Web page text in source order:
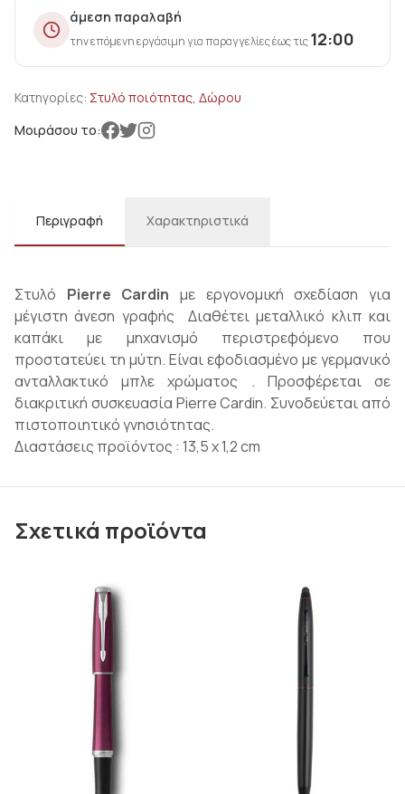
άμεση παραλαβή
την επόμενη εργάσιμη για παραγγελίες έως τις12:00
Κατηγορίες: Στυλό ποιότητας, Δώρου
Μοιράσου το:
Περιγραφή Χαρακτηριστικά
Στυλό Pierre Cardin με εργονομική σχεδίαση για
μέγιστη άνεση γραφής Διαθέτει μεταλλικό κλιπ και
καπάκι με μηχανισμό περιστρεφόμενο που
προστατεύει τη μύτη. Είναι εφοδιασμένο με γερμανικό
ανταλλακτικό μπλε χρώματος . Προσφέρεται σε
διακριτική συσκευασία Pierre Cardin. Συνοδεύεται από
πιστοποιητικό γνησιότητας.
Διαστάσεις προϊόντος : 13,5 x 1,2 cm
Σχετικά προϊόντα